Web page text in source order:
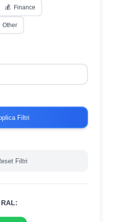
💰 Finance
Other
Filtri
Filtri